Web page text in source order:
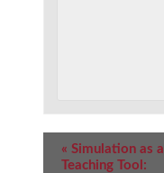
Event
Navigation
« Simulation as a
Teaching Tool: